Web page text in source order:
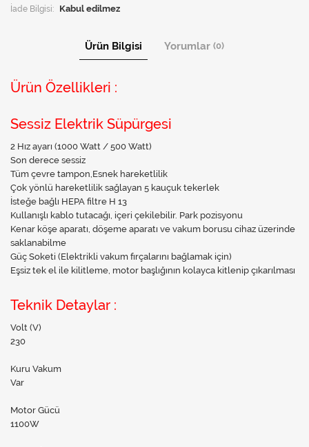
İade Bilgisi:
Ürün Bilgisi Yorumlar (0)
Ürün Özellikleri :
Sessiz Elektrik Süpürgesi
2 Hız ayarı (1000 Watt / 500 Watt)
Son derece sessiz
Tüm çevre tampon,Esnek hareketlilik
Çok yönlü hareketlilik sağlayan 5 kauçuk tekerlek
İsteğe bağlı HEPA filtre H 13
Kullanışlı kablo tutacağı, içeri çekilebilir. Park pozisyonu
Kenar köşe aparatı, döşeme aparatı ve vakum borusu cihaz üzerinde
saklanabilme
Güç Soketi (Elektrikli vakum fırçalarını bağlamak için)
Eşsiz tek el ile kilitleme, motor başlığının kolayca kitlenip çıkarılması
Teknik Detaylar :
Volt (V)
230
Kuru Vakum
Var
Motor Gücü
1100W